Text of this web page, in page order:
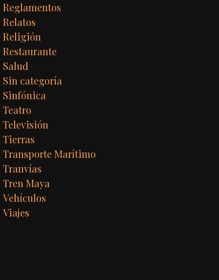
Reglamentos
Relatos
Religión
Restaurante
Salud
Sin categoría
Sinfónica
Teatro
Televisión
Tierras
Transporte Marítimo
Tranvías
Tren Maya
Vehículos
Viajes